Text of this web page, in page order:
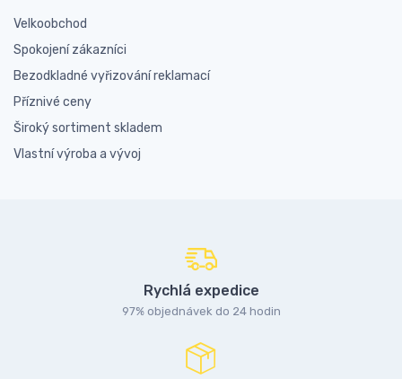
Velkoobchod
Spokojení zákazníci
Bezodkladné vyřizování reklamací
Příznivé ceny
Široký sortiment skladem
Vlastní výroba a vývoj
Rychlá expedice
97% objednávek do 24 hodin